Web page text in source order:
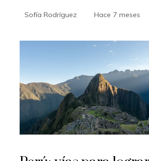
Sofía Rodríguez Hace 7 meses